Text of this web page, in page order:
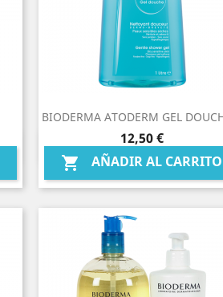
BIODERMA ATODERM GEL
Precio
12,50 €
 AÑADIR AL CARRITO
Vista rápida